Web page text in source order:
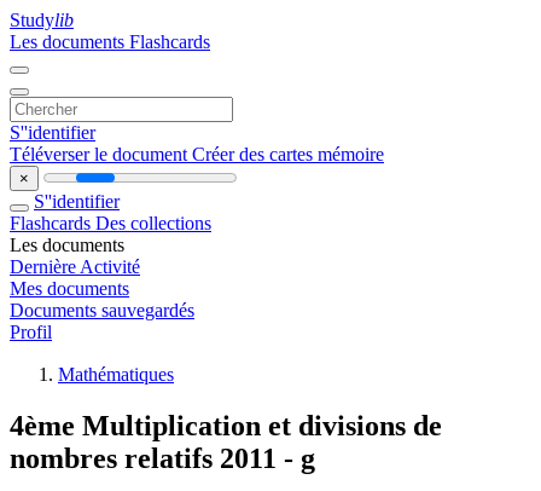
Studylib
Les documents Flashcards
S''identifier
Téléverser le document Créer des cartes mémoire
×
S''identifier
Flashcards Des collections
Les documents
Dernière Activité
Mes documents
Documents sauvegardés
Profil
Mathématiques
4ème Multiplication et divisions de
nombres relatifs 2011 - g